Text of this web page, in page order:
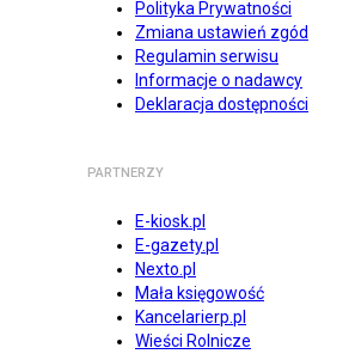
Polityka Prywatności
Zmiana ustawień zgód
Regulamin serwisu
Informacje o nadawcy
Deklaracja dostępności
PARTNERZY
E-kiosk.pl
E-gazety.pl
Nexto.pl
Mała księgowość
Kancelarierp.pl
Wieści Rolnicze